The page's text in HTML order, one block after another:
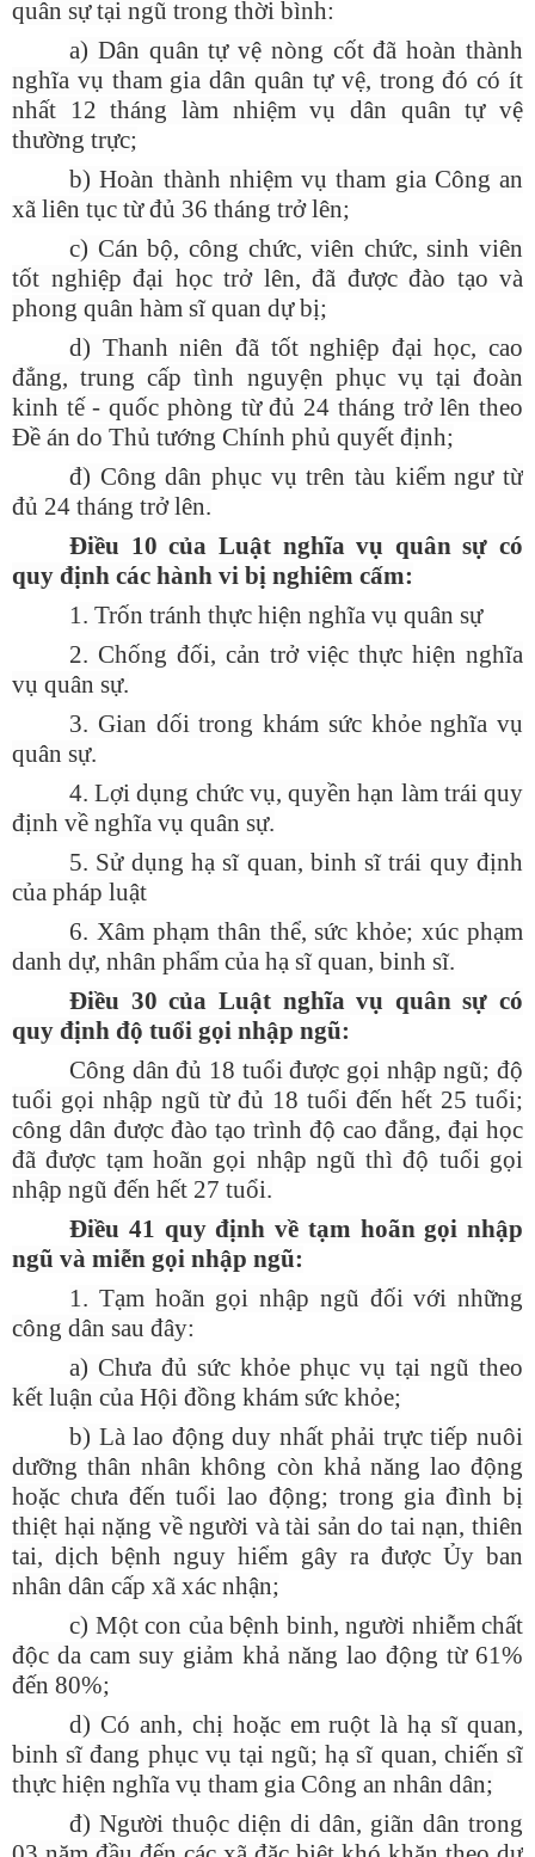
quân sự tại ngũ trong thời bình:
a) Dân quân tự vệ nòng cốt đã hoàn thành
nghĩa vụ tham gia dân quân tự vệ, trong đó có ít
nhất 12 tháng làm nhiệm vụ dân quân tự vệ
thường trực;
b) Hoàn thành nhiệm vụ tham gia Công an
xã liên tục từ đủ 36 tháng trở lên;
c) Cán bộ, công chức, viên chức, sinh viên
tốt nghiệp đại học trở lên, đã được đào tạo và
phong quân hàm sĩ quan dự bị;
d) Thanh niên đã tốt nghiệp đại học, cao
đẳng, trung cấp tình nguyện phục vụ tại đoàn
kinh tế - quốc phòng từ đủ 24 tháng trở lên theo
Đề án do Thủ tướng Chính phủ quyết định;
đ) Công dân phục vụ trên tàu kiểm ngư từ
đủ 24 tháng trở lên.
Điều 10 của Luật nghĩa vụ quân sự có
quy định các hành vi bị nghiêm cấm:
1. Trốn tránh thực hiện nghĩa vụ quân sự
2. Chống đối, cản trở việc thực hiện nghĩa
vụ quân sự.
3. Gian dối trong khám sức khỏe nghĩa vụ
quân sự.
4. Lợi dụng chức vụ, quyền hạn làm trái quy
định về nghĩa vụ quân sự.
5. Sử dụng hạ sĩ quan, binh sĩ trái quy định
của pháp luật
6. Xâm phạm thân thể, sức khỏe; xúc phạm
danh dự, nhân phẩm của hạ sĩ quan, binh sĩ.
Điều 30 của Luật nghĩa vụ quân sự có
quy định độ tuổi gọi nhập ngũ:
Công dân đủ 18 tuổi được gọi nhập ngũ; độ
tuổi gọi nhập ngũ từ đủ 18 tuổi đến hết 25 tuổi;
công dân được đào tạo trình độ cao đẳng, đại học
đã được tạm hoãn gọi nhập ngũ thì độ tuổi gọi
nhập ngũ đến hết 27 tuổi.
Điều 41 quy định về tạm hoãn gọi nhập
ngũ và miễn gọi nhập ngũ:
1. Tạm hoãn gọi nhập ngũ đối với những
công dân sau đây:
a) Chưa đủ sức khỏe phục vụ tại ngũ theo
kết luận của Hội đồng khám sức khỏe;
b) Là lao động duy nhất phải trực tiếp nuôi
dưỡng thân nhân không còn khả năng lao động
hoặc chưa đến tuổi lao động; trong gia đình bị
thiệt hại nặng về người và tài sản do tai nạn, thiên
tai, dịch bệnh nguy hiểm gây ra được Ủy ban
nhân dân cấp xã xác nhận;
c) Một con của bệnh binh, người nhiễm chất
độc da cam suy giảm khả năng lao động từ 61%
đến 80%;
d) Có anh, chị hoặc em ruột là hạ sĩ quan,
binh sĩ đang phục vụ tại ngũ; hạ sĩ quan, chiến sĩ
thực hiện nghĩa vụ tham gia Công an nhân dân;
đ) Người thuộc diện di dân, giãn dân trong